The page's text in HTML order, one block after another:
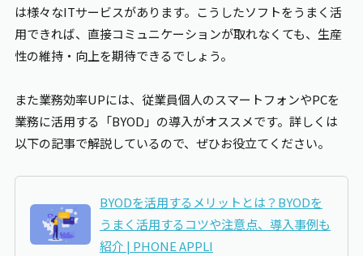
は様々なITサービスがあります。こうしたソフトをうまく活
用できれば、直接コミュニケーションが取れなくても、生産
性の維持・向上を期待できるでしょう。
また業務効率UPには、従業員個人のスマートフォンやPCを
業務に活用する「BYOD」の導入がオススメです。詳しくは
以下の記事で解説しているので、ぜひお役立てください。
BYODを活用するメリットとは？BYODを
うまく活用するコツや注意点、導入事例も
紹介 | PHONE APPLI